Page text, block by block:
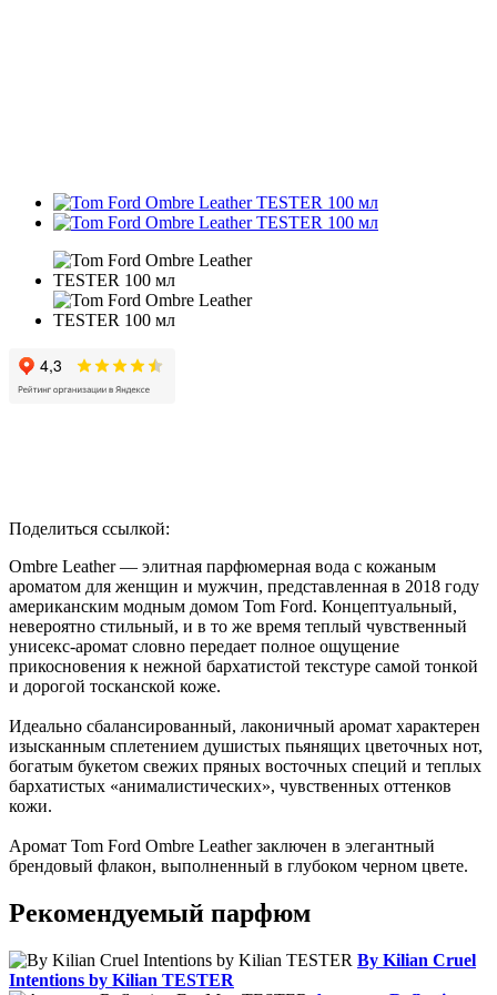
Поделиться ссылкой:
Ombre Leather — элитная парфюмерная вода с кожаным
ароматом для женщин и мужчин, представленная в 2018 году
американским модным домом Tom Ford. Концептуальный,
невероятно стильный, и в то же время теплый чувственный
унисекс-аромат словно передает полное ощущение
прикосновения к нежной бархатистой текстуре самой тонкой
и дорогой тосканской коже.
Идеально сбалансированный, лаконичный аромат характерен
изысканным сплетением душистых пьянящих цветочных нот,
богатым букетом свежих пряных восточных специй и теплых
бархатистых «анималистических», чувственных оттенков
кожи.
Аромат Tom Ford Ombre Leather заключен в элегантный
брендовый флакон, выполненный в глубоком черном цвете.
Рекомендуемый парфюм
By Kilian Cruel
Intentions by Kilian TESTER